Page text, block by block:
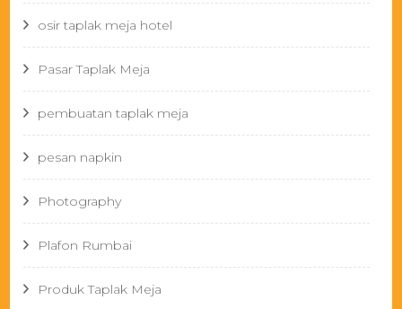
osir taplak meja hotel
Pasar Taplak Meja
pembuatan taplak meja
pesan napkin
Photography
Plafon Rumbai
Produk Taplak Meja